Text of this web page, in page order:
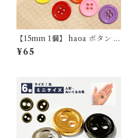
【15mm 1個】 haoa ボタン 4
つ穴ボタン 樹脂 シャツ 子供
艶ありシンプル 洋裁 洋服 手芸
¥65